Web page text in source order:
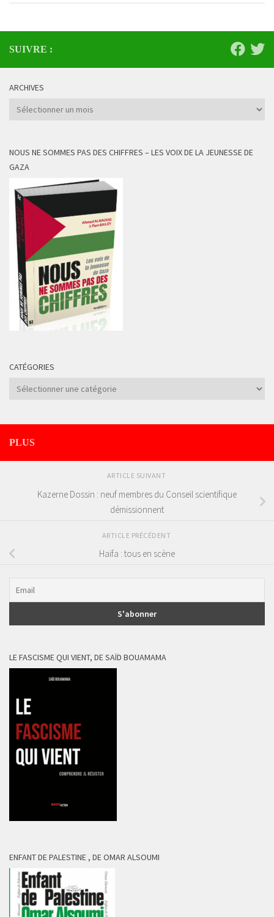
SUIVRE :
ARCHIVES
Archives
NOUS NE SOMMES PAS DES CHIFFRES – LES VOIX DE LA JEUNESSE DE
GAZA
CATÉGORIES
Catégories
PLUS
ARTICLE SUIVANT
Kazerne Dossin : neuf membres du Conseil scientifique
démissionnent
ARTICLE PRÉCÉDENT
Haïfa : tous en scène
LE FASCISME QUI VIENT, DE SAÏD BOUAMAMA
ENFANT DE PALESTINE , DE OMAR ALSOUMI